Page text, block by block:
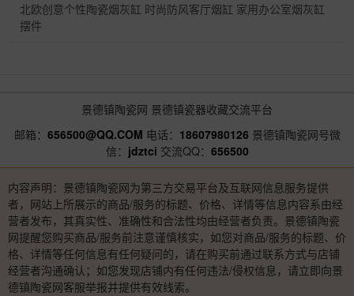
北欧创意个性陶瓷烟灰缸 时尚防风客厅烟缸 家用办公室烟灰缸
摆件
景德镇陶瓷网 景德镇瓷器收藏交流平台
邮箱： 656500@QQ.COM 电话： 18607980126 景德镇陶瓷网号微
信： jdztci 交流QQ： 656500
内容声明：景德镇陶瓷网为第三方交易平台及互联网信息服务提供
者，网站上所展示的商品/服务的标题、价格、详情等信息内容系由经
营者发布，其真实性、准确性和合法性均由经营者负责。景德镇陶瓷
网提醒您购买商品/服务前注意谨慎核实，如您对商品/服务的标题、价
格、详情等任何信息有任何疑问的，请在购买前通过联系方式与店铺
经营者沟通确认；如您发现店铺内有任何违法/侵权信息，请立即向景
德镇陶瓷网客服举报并提供有效线索。